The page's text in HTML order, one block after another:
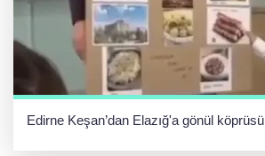
Edirne Keşan’dan Elazığ'a gönül köprüsü